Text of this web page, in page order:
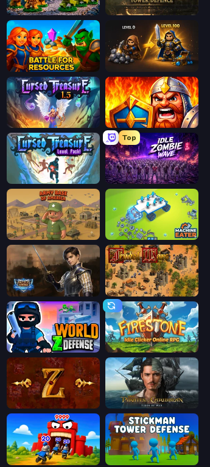
Age of Heroes Age of Steam Tower Defence
Battle for Resources Gothic Story RPG
Cursed Treasure 1.5 WarLink: Crown & Clash
Cursed Treasure Level Pack
Top
Idle Zombie Wave: Survivors
Army Base Of America Machine Eater
Battle Arena Feudal Wars
World Z Defense - Zombie Defense Firestone – Idle Clicker Online RPG
Tzared
TimeWarriors